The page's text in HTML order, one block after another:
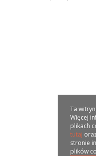
Ta
Więcej
plikach
tutaj
stronie
plików